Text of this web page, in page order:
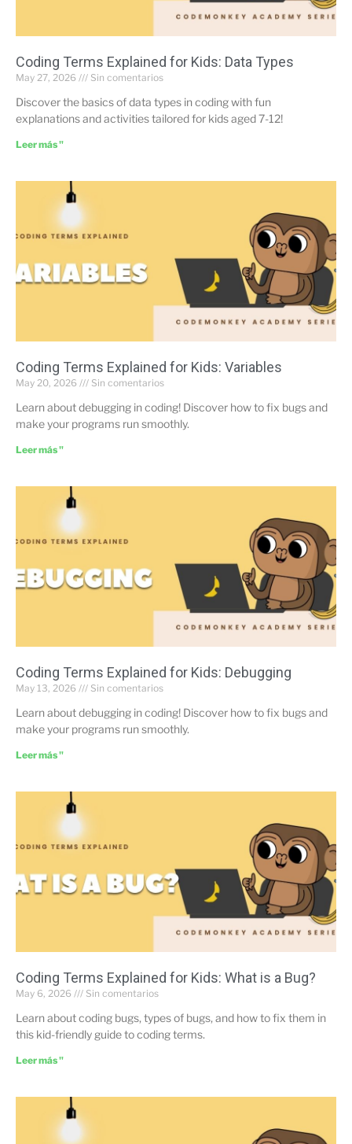
Coding Terms Explained for Kids: Data Types
May 27, 2026 Sin comentarios
Discover the basics of data types in coding with fun
explanations and activities tailored for kids aged 7-12!
Leer más "
Coding Terms Explained for Kids: Variables
May 20, 2026 Sin comentarios
Learn about debugging in coding! Discover how to fix bugs and
make your programs run smoothly.
Leer más "
Coding Terms Explained for Kids: Debugging
May 13, 2026 Sin comentarios
Learn about debugging in coding! Discover how to fix bugs and
make your programs run smoothly.
Leer más "
Coding Terms Explained for Kids: What is a Bug?
May 6, 2026 Sin comentarios
Learn about coding bugs, types of bugs, and how to fix them in
this kid-friendly guide to coding terms.
Leer más "